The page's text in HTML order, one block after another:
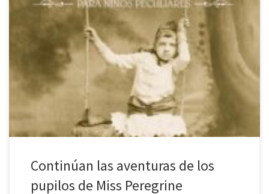
Alfaguara nos traslada hasta Florida, al hogar de Jacob Portman,
donde la historia comenzó. ¿El nombre de la aventura de los
pupilos de Miss Pereguine? El mapa de los días de Ransom Riggs.
La normalidad para un peculiar no está al alcance de su mano, sus
capacidades los delatan. Relegados a […]
Continúan las aventuras de los
pupilos de Miss Peregrine